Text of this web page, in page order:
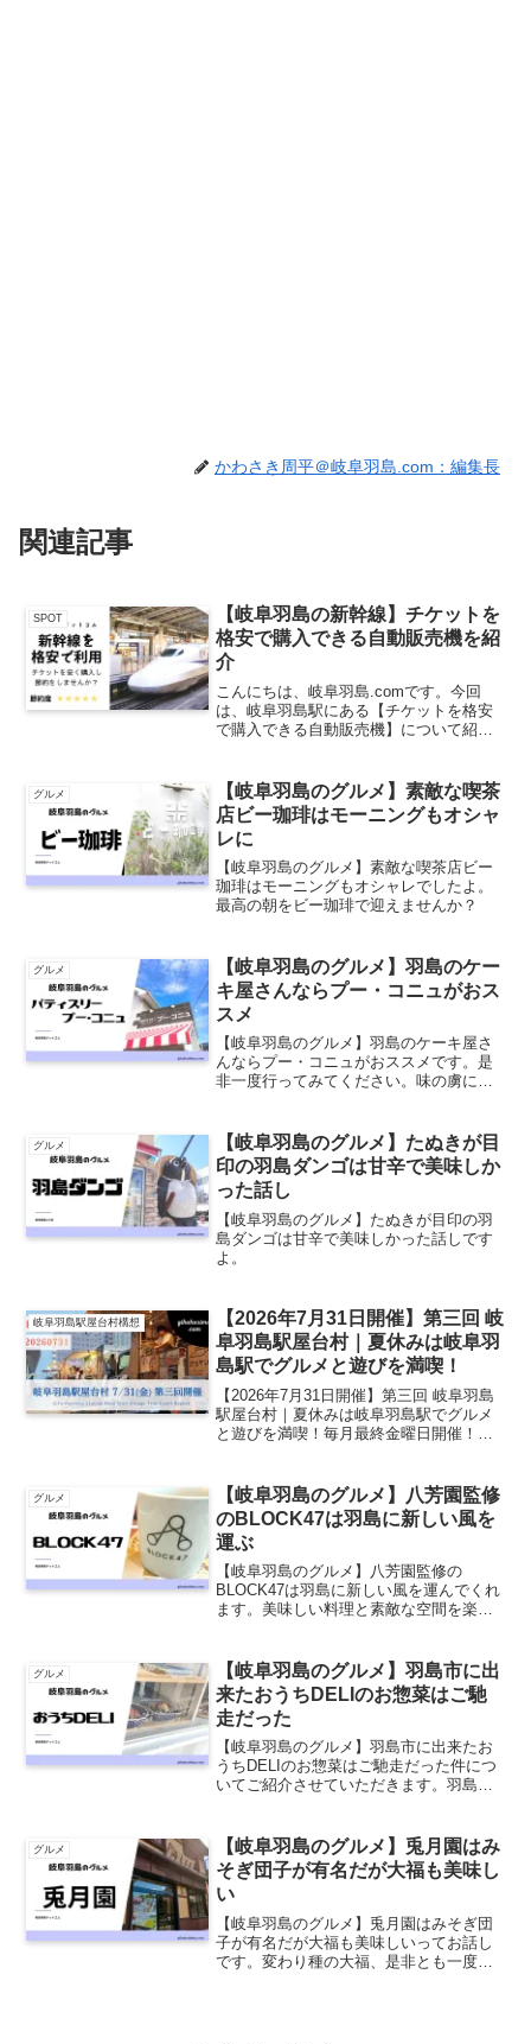
かわさき周平＠岐阜羽島.com：編集長
関連記事
SPOT
【岐阜羽島の新幹線】チケットを
格安で購入できる自動販売機を紹
介
こんにちは、岐阜羽島.comです。今回
は、岐阜羽島駅にある【チケットを格安
で購入できる自動販売機】について紹介
えるよ。少しでも安く新幹線に乗りた
い！！というご要望にお答...
グルメ
【岐阜羽島のグルメ】素敵な喫茶
店ビー珈琲はモーニングもオシャ
レに
【岐阜羽島のグルメ】素敵な喫茶店ビー
珈琲はモーニングもオシャレでしたよ。
最高の朝をビー珈琲で迎えませんか？
グルメ
【岐阜羽島のグルメ】羽島のケー
キ屋さんならプー・コニュがおス
スメ
【岐阜羽島のグルメ】羽島のケーキ屋さ
んならプー・コニュがおススメです。是
非一度行ってみてください。味の虜にな
グルメ
【岐阜羽島のグルメ】たぬきが目
印の羽島ダンゴは甘辛で美味しか
った話し
【岐阜羽島のグルメ】たぬきが目印の羽
島ダンゴは甘辛で美味しかった話しです
よ。
岐阜羽島駅屋台村構想
【2026年7月31日開催】第三回 岐
阜羽島駅屋台村｜夏休みは岐阜羽
島駅でグルメと遊びを満喫！
【2026年7月31日開催】第三回 岐阜羽島
駅屋台村｜夏休みは岐阜羽島駅でグルメ
と遊びを満喫！毎月最終金曜日開催！岐
ベント「岐阜羽島駅屋台村」の第三回
を、2026年7...
グルメ
【岐阜羽島のグルメ】八芳園監修
のBLOCK47は羽島に新しい風を
運ぶ
【岐阜羽島のグルメ】八芳園監修の
BLOCK47は羽島に新しい風を運んでくれ
ます。美味しい料理と素敵な空間を楽し
グルメ
【岐阜羽島のグルメ】羽島市に出
来たおうちDELIのお惣菜はご馳
走だった
【岐阜羽島のグルメ】羽島市に出来たお
うちDELIのお惣菜はご馳走だった件につ
いてご紹介させていただきます。羽島商
さん。美味しく健康になれるお惣菜が沢
山ですよ。
グルメ
【岐阜羽島のグルメ】兎月園はみ
そぎ団子が有名だが大福も美味し
い
【岐阜羽島のグルメ】兎月園はみそぎ団
子が有名だが大福も美味しいってお話し
です。変わり種の大福、是非とも一度ご